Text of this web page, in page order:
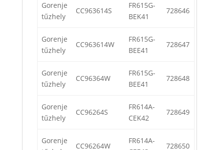
Gorenje
tűzhely
CC963614S
FR615G-
BEK41
728646
Gorenje
tűzhely
CC963614W
FR615G-
BEE41
728647
Gorenje
tűzhely
CC96364W
FR615G-
BEE41
728648
Gorenje
tűzhely
CC96264S
FR614A-
CEK42
728649
Gorenje
CC96264W
FR614A-
728650